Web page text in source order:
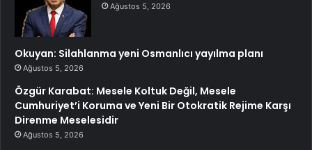
Ağustos 5, 2026
Okuyan: Silahlanma yeni Osmanlıcı yayılma planı
Ağustos 5, 2026
Özgür Karabat: Mesele Koltuk Değil, Mesele
Cumhuriyet’i Koruma ve Yeni Bir Otokratik Rejime Karşı
Direnme Meselesidir
Ağustos 5, 2026